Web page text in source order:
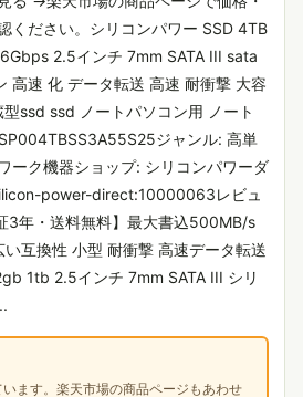
ください。シリコンパワー SSD 4TB
2.5インチ 7mm SATA III sata
高速 化 データ転送 高速 耐衝撃 大容
ssd ssd ノートパソコン用 ノート
ジャンル: 高単
ーク機器ショップ: シリコンパワーダ
power-direct:10000063レビュ
3年・送料無料】最大書込500MB/s
互換性 小型 耐衝撃 高速データ転送
1tb 2.5インチ 7mm SATA III シリ
ます。楽天市場の商品ページもあわせ